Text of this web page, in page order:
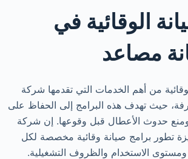
الوقائية في
مصاعد
من أهم الخدمات التي تقدمها شركة
حيث تهدف هذه البرامج إلى الحفاظ على
ومنع حدوث الأعطال قبل وقوعها. إن شركة
تطور برامج صيانة وقائية مخصصة لكل
الاستخدام والظروف التشغيلية.